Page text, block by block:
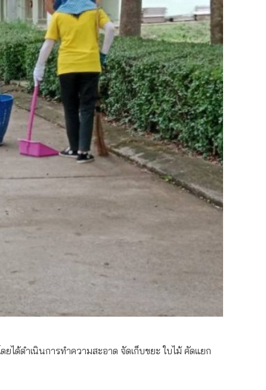
ดำเนินการทำความสะอาด จัดเก็บขยะ ใบไม้ คัดแยก